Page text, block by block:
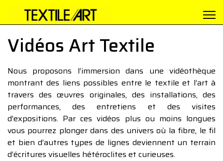
Vidéos Art Textile
Nous proposons l’immersion dans une vidéothèque
montrant des liens possibles entre le textile et l’art à
travers des œuvres originales, des installations, des
performances, des entretiens et des visites
d’expositions. Par ces vidéos plus ou moins longues
vous pourrez plonger dans des univers où la fibre, le fil
et bien d’autres types de lignes deviennent un terrain
d’écritures visuelles hétéroclites et curieuses.